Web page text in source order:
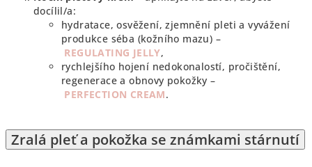
docílil/a:
hydratace, osvěžení, zjemnění pleti a vyvážení
produkce séba (kožního mazu) –
REGULATING JELLY,
rychlejšího hojení nedokonalostí, pročištění,
regenerace a obnovy pokožky –
PERFECTION CREAM.
Zralá pleť a pokožka se známkami stárnutí